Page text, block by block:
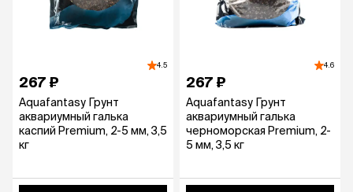
4.5
267 ₽
Aquafantasy Грунт
аквариумный галька
каспий Premium, 2-5 мм, 3,5
кг
4.6
267 ₽
Aquafantasy Грунт
аквариумный галька
черноморская Premium, 2-
5 мм, 3,5 кг